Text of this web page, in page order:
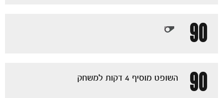
גלריה
90
90
השופט מוסיף 4 דקות למשחק